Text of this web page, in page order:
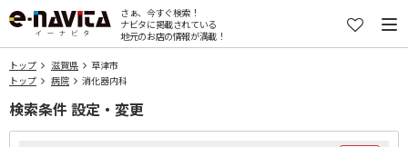
さぁ、今すぐ検索！
ナビタに掲載されている
地元のお店の情報が満載！
トップ 滋賀県
草津市
トップ
病院 消化器内科
検索条件 設定・変更